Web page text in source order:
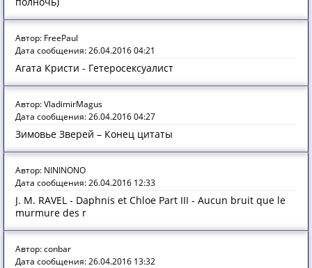
Автор: FreePaul
Дата сообщения: 26.04.2016 04:21
Агата Кристи - Гетеросексуалист
Автор: VladimirMagus
Дата сообщения: 26.04.2016 04:27
Зимовье Зверей – Конец цитаты
Автор: NININONO
Дата сообщения: 26.04.2016 12:33
J. M. RAVEL - Daphnis et Chloe Part III - Aucun bruit que le
murmure des r
Автор: conbar
Дата сообщения: 26.04.2016 13:32